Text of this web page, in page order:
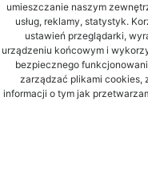
umieszczanie naszym
usług, reklamy, statystyk.
ustawień przeglądarki,
urządzeniu końcowym i
bezpiecznego
zarządzać plikami cookies,
informacji o tym jak